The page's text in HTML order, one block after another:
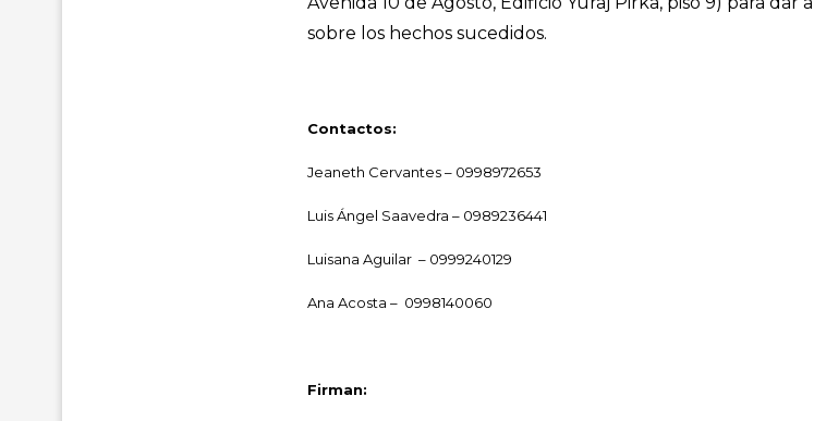
sobre los hechos sucedidos.
Contactos:
Jeaneth Cervantes – 0998972653
Luis Ángel Saavedra – 0989236441
Luisana Aguilar – 0999240129
Ana Acosta – 0998140060
Firman: